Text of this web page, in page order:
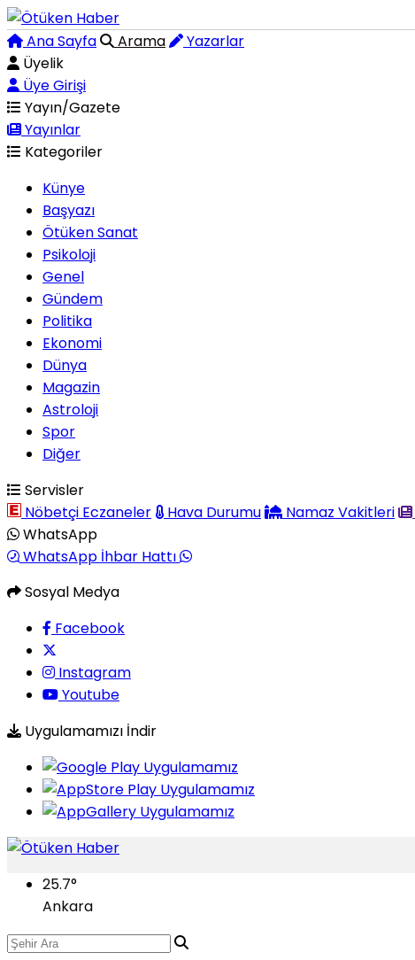
Ana Sayfa Arama
Yazarlar
Üyelik
Üye Girişi
Yayın/Gazete
Yayınlar
Kategoriler
Künye
Başyazı
Ötüken Sanat
Psikoloji
Genel
Gündem
Politika
Ekonomi
Dünya
Magazin
Astroloji
Spor
Diğer
Servisler
Nöbetçi Eczaneler
Hava Durumu Namaz Vakitleri
WhatsApp
WhatsApp İhbar Hattı
Sosyal Medya
Facebook
Instagram
Youtube
Uygulamamızı İndir
25.7°
Ankara